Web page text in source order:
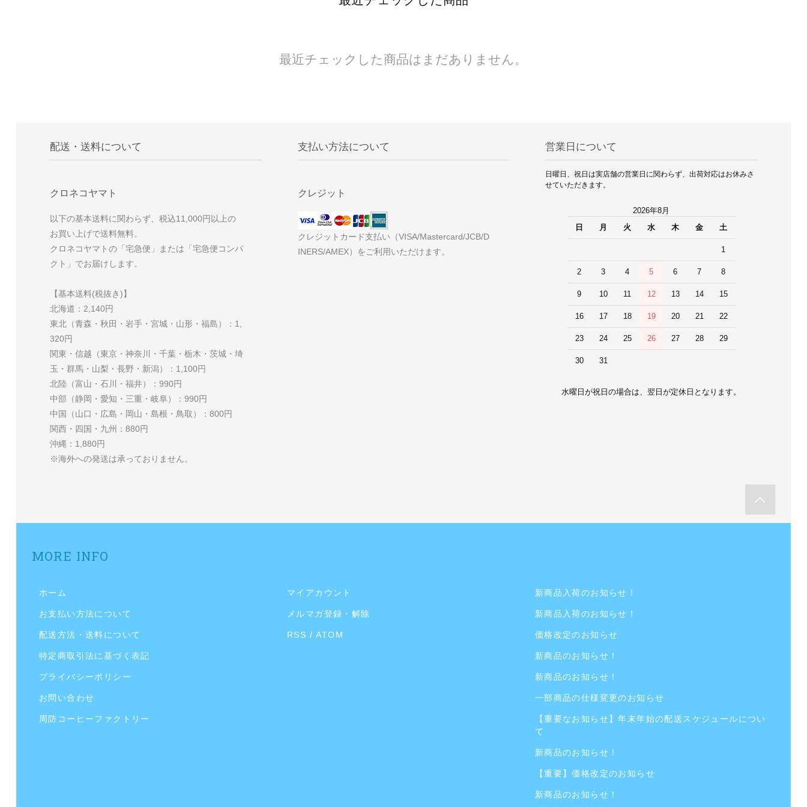
最近チェックした商品はまだありません。
配送・送料について
クロネコヤマト
以下の基本送料に関わらず、税込11,000円以上の
お買い上げで送料無料。
クロネコヤマトの「宅急便」または「宅急便コンパ
クト」でお届けします。
【基本送料(税抜き)】
北海道：2,140円
東北（青森・秋田・岩手・宮城・山形・福島）：1,
320円
関東・信越（東京・神奈川・千葉・栃木・茨城・埼
玉・群馬・山梨・長野・新潟）：1,100円
北陸（富山・石川・福井）：990円
中部（静岡・愛知・三重・岐阜）：990円
中国（山口・広島・岡山・島根・鳥取）：800円
関西・四国・九州：880円
沖縄：1,880円
※海外への発送は承っておりません。
支払い方法について
クレジット
クレジットカード支払い（VISA/Mastercard/JCB/D
INERS/AMEX）をご利用いただけます。
営業日について
日曜日、祝日は実店舗の営業日に関わらず、出荷対応はお休みさ
せていただきます。
2026年8月
日
月 火 水 木 金 土
1
2 3 4 5 6 7 8
9 10 11 12 13 14 15
16 17 18 19 20 21 22
23 24 25 26 27 28 29
30 31
水曜日が祝日の場合は、翌日が定休日となります。
MORE INFO
ホーム
お支払い方法について
配送方法・送料について
特定商取引法に基づく表記
プライバシーポリシー
お問い合わせ
周防コーヒーファクトリー
マイアカウント
メルマガ登録・解除
RSS /ATOM
新商品入荷のお知らせ！
新商品入荷のお知らせ！
価格改定のお知らせ
新商品のお知らせ！
新商品のお知らせ！
一部商品の仕様変更のお知らせ
【重要なお知らせ】年末年始の配送スケジュールについ
て
新商品のお知らせ！
【重要】価格改定のお知らせ
新商品のお知らせ！